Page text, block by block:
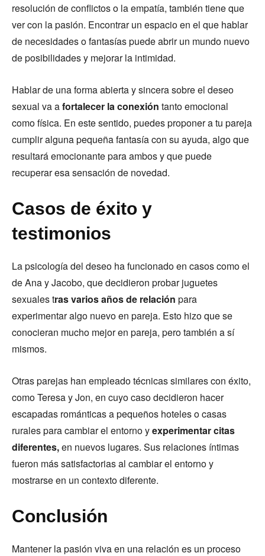
resolución de conflictos o la empatía, también tiene que
ver con la pasión. Encontrar un espacio en el que hablar
de necesidades o fantasías puede abrir un mundo nuevo
de posibilidades y mejorar la intimidad.
Hablar de una forma abierta y sincera sobre el deseo
sexual va afortalecer la conexión tanto emocional
como física. En este sentido, puedes proponer a tu pareja
cumplir alguna pequeña fantasía con su ayuda, algo que
resultará emocionante para ambos y que puede
recuperar esa sensación de novedad.
Casos de éxito y
testimonios
La psicología del deseo ha funcionado en casos como el
de Ana y Jacobo, que decidieron probar juguetes
sexuales tras varios años de relación para
experimentar algo nuevo en pareja. Esto hizo que se
conocieran mucho mejor en pareja, pero también a sí
mismos.
Otras parejas han empleado técnicas similares con éxito,
como Teresa y Jon, en cuyo caso decidieron hacer
escapadas románticas a pequeños hoteles o casas
rurales para cambiar el entorno yexperimentar citas
diferentes,en nuevos lugares. Sus relaciones íntimas
fueron más satisfactorias al cambiar el entorno y
mostrarse en un contexto diferente.
Conclusión
Mantener la pasión viva en una relación es un proceso